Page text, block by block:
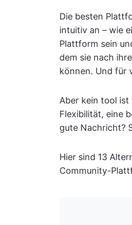
Die besten
intuitiv an – wie
Plattform sein
dem sie nach
können. Und für
Aber kein tool ist
Flexibilität, eine
gute Nachricht?
Hier sind 13
Community-